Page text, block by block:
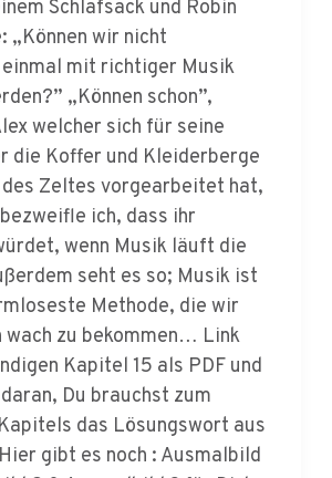
mit richtiger Musik
„Können schon”,
welcher sich für seine
die Koffer und Kleiderberge
Zeltes vorgearbeitet hat,
ich, dass ihr
wenn Musik läuft die
seht es so; Musik ist
Methode, die wir
wach zu bekommen… Link
Kapitel 15 als PDF und
Du brauchst zum
das Lösungswort aus
gibt es noch : Ausmalbild
2 & Ausmalbild 3 für Dich.
beim Lösen der